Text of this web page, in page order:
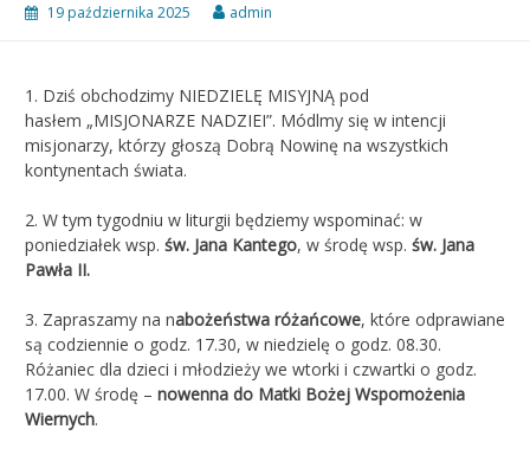
19 października 2025 admin
1. Dziś obchodzimy NIEDZIELĘ MISYJNĄ pod
hasłem „MISJONARZE NADZIEI”. Módlmy się w intencji
misjonarzy, którzy głoszą Dobrą Nowinę na wszystkich
kontynentach świata.
2. W tym tygodniu w liturgii będziemy wspominać: w
poniedziałek wsp. św. Jana Kantego, w środę wsp. św. Jana
Pawła II.
3. Zapraszamy na nabożeństwa różańcowe, które odprawiane
są codziennie o godz. 17.30, w niedzielę o godz. 08.30.
Różaniec dla dzieci i młodzieży we wtorki i czwartki o godz.
17.00. W środę – nowenna do Matki Bożej Wspomożenia
Wiernych.